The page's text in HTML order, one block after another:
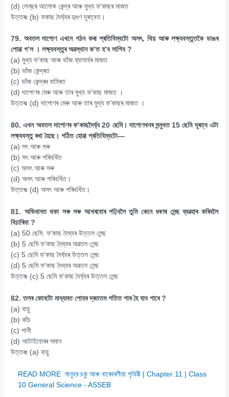
(d) লেন্‌ছৰ আলোক কেন্দ্ৰ আৰু মুখ্য ফ’কাছৰ মাজত
উত্তৰঃ (b) ফকাছ দৈৰ্ঘ্যৰ দুগুণ দূৰত্বত।
79. অবতল দাপোণ এখনে গঠন কৰা প্ৰতিবিম্বটো অসৎ, থিয় আৰু লক্ষ্যবস্তুতকৈ ডাঙৰ
পোৱা গ’ল । লক্ষ্যবস্তুৰ অৱস্থান ক’ত হ’ব লাগিব ?
(a) মুখ্য ফ’কাছ আৰু ভাঁজ ব্যাসাৰ্ধৰ মাজত
(b) ভাঁজ কেন্দ্ৰত
(c) ভাঁজ কেন্দ্ৰৰ বাহিৰত
(d) দাপোণৰ মেৰু আৰু তাৰ মুখ্য ফ’কাছ মাজত ।
উত্তৰঃ (d) দাপোণৰ মেৰু আৰু তাৰ মুখ্য ফ’কাছৰ মাজত ।
80. এখন অবতল দাপোণৰ ফ’কাছদৈৰ্ঘ্য 20 ছেমি। দাপোণখনৰ সন্মুখত 15 ছেমি দূৰত্ব এটা
লক্ষ্যবস্তু ৰখা হৈছে। গঠিত হোৱা প্ৰতিবিম্বটো—
(a) সৎ আৰু সৰু
(b) সৎ আৰু পৰিবৰ্ধিত
(c) অসৎ আৰু সৰু
(d) অসৎ আৰু পৰিবৰ্ধিত।
উত্তৰঃ (d) অসৎ আৰু পৰিবৰ্ধিত।
81. অভিধানত থকা সৰু সৰু আখৰবোৰ পঢ়িবলৈ তুমি কেনে ধৰণৰ লেন্ছ ব্যৱহাৰ কৰিবলৈ
বিচাৰিবা ?
(a) 50 ছেমি. ফ’কাছ দৈঘ্যৰ উত্তল লেন্ছ
(b) 5 ছেমি ফ’কাছ দৈঘ্যৰ অৱতল লেন্ছ
(c) 5 ছেমি ফ’কাছ দৈৰ্ঘ্যৰ উত্তল লেন্ছ
(d) 5 ছেমি ফ’কাছ দৈঘ্যৰ অৱতল লেন্ছ
উত্তৰঃ (c) 5 ছেমি ফ’কাছ দৈৰ্ঘ্যৰ উত্তল লেন্ছ
82. তলৰ কোনটো মাধ্যমত পোহৰ দ্ৰততম গতিত পাৰ হৈ যাব পাৰে ?
(a) বায়ু
(b) কাঁচ
(c) পানী
(d) আটাইবোৰৰ সমান
উত্তৰঃ (a) বায়ু
READ MORE মানুহৰ চকু আৰু বাৰেবৰণীয়া পৃথিৱী | Chapter 11 | Class
10 General Science - ASSEB